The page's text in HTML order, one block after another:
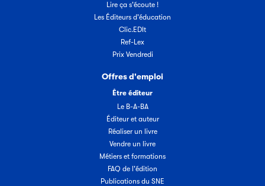
Lire ça s'écoute !
Les Éditeurs d'éducation
Clic.EDIt
Ref-Lex
Prix Vendredi
Offres d'emploi
Être éditeur
Le B-A-BA
Éditeur et auteur
Réaliser un livre
Vendre un livre
Métiers et formations
FAQ de l'édition
Publications du SNE